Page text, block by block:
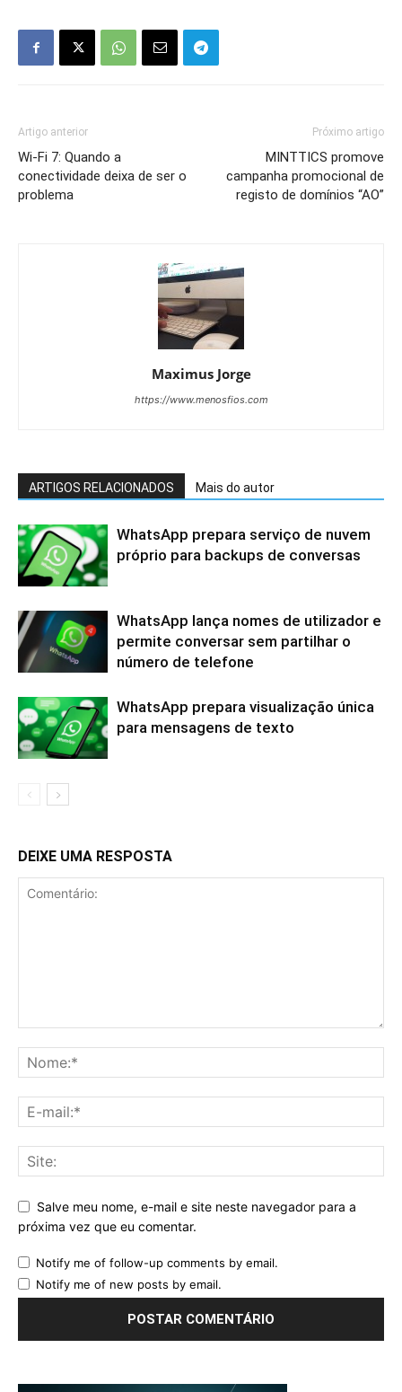
Artigo anterior
Wi-Fi 7: Quando a
conectividade deixa de ser o
problema
Próximo artigo
MINTTICS promove
campanha promocional de
registo de domínios “AO”
Maximus Jorge
https://www.menosfios.com
ARTIGOS RELACIONADOS Mais do autor
WhatsApp prepara serviço de nuvem
próprio para backups de conversas
WhatsApp lança nomes de utilizador e
permite conversar sem partilhar o
número de telefone
WhatsApp prepara visualização única
para mensagens de texto
DEIXE UMA RESPOSTA
Salve meu nome, e-mail e site neste navegador para a
próxima vez que eu comentar.
Notify me of follow-up comments by email.
Notify me of new posts by email.